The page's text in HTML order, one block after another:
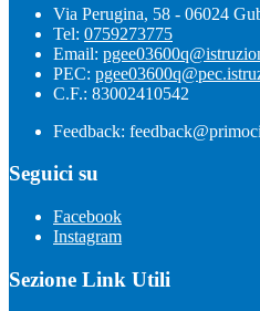
Via Perugina, 58 - 06024
Tel: 0759273775
Email:
PEC:
C.F.: 83002410542
Feedback:
Seguici su
Facebook
Instagram
Sezione Link Utili